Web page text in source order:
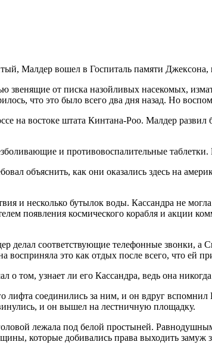
Малдер вошел в Госпиталь памяти Джексона,
от писка назойливых насекомых,
что это было всего два дня назад. Но
на востоке штата Кинтана-Роо. Малдер развил
и противовоспалительные
объяснить, как они оказались здесь на
и несколько бутылок воды. Кассандра не могла
появления кос­мического корабля и акции
делал соответст­вующие телефонные звонки,
восприняла это как отдых после всего, что ей
том, узнает ли его Кассандра, ведь она
соединились за ним, и он вдруг вспомнил
и он вышел на лестничную площадку.
лежала под белой простыней.
которые доби­вались права выходить замуж